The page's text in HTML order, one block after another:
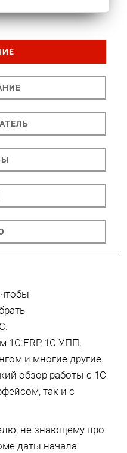
1С:ERP, 1С:УПП,
и многие другие.
обзор работы с 1С
так и с
не знающему про
даты начала